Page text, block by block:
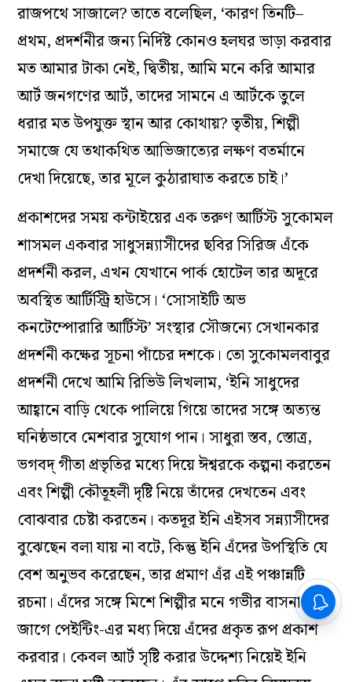
রাজপথে সাজালে? তাতে বলেছিল, ‘কারণ তিনটি–
প্রথম, প্রদর্শনীর জন্য নির্দিষ্ট কোনও হলঘর ভাড়া করবার
মত আমার টাকা নেই, দ্বিতীয়, আমি মনে করি আমার
আর্ট জনগণের আর্ট, তাদের সামনে এ আর্টকে তুলে
ধরার মত উপযুক্ত স্থান আর কোথায়? তৃতীয়, শিল্পী
সমাজে যে তথাকথিত আভিজাত্যের লক্ষণ বতর্মানে
দেখা দিয়েছে, তার মূলে কুঠারাঘাত করতে চাই।’
প্রকাশদের সময় কন্টাইয়ের এক তরুণ আর্টিস্ট সুকোমল
শাসমল একবার সাধুসন্ন্যাসীদের ছবির সিরিজ এঁকে
প্রদর্শনী করল, এখন যেখান‌ে পার্ক হোটেল তার অদূরে
অবস্থিত আর্টিস্ট্রি হাউসে। ‘সোসাইটি অভ
কনটেম্পোরারি আর্টিস্ট’ সংস্থার সৌজন্যে সেখানকার
প্রদর্শনী কক্ষের সূচনা পাঁচের দশকে। তো সুকোমলবাবুর
প্রদর্শনী দেখে আমি রিভিউ লিখলাম, ‘ইনি সাধুদের
আহ্বানে বাড়ি থেকে পালিয়ে গিয়ে তাদের সঙ্গে অত্যন্ত
ঘনিষ্ঠভাবে মেশবার সুযোগ পান। সাধুরা স্তব, স্তোত্র,
ভগবদ্ গীতা প্রভৃতির মধ্যে দিয়ে ঈশ্বরকে কল্পনা করতেন
এবং শিল্পী কৌতূহলী দৃষ্টি নিয়ে তাঁদের দেখতেন এবং
বোঝবার চেষ্টা করতেন। কতদূর ইনি এইসব সন্ন্যাসীদের
বুঝেছেন বলা যায় না বটে, কিন্তু ইনি এঁদের উপস্থিতি যে
বেশ অনুভব করেছেন, তার প্রমাণ এঁর এই পঞ্চান্নটি
রচনা। এঁদের সঙ্গে মিশে শিল্পীর মনে গভীর বাসনা
জাগে পেইন্টিং-এর মধ্য দিয়ে এঁদের প্রকৃত রূপ প্রকাশ
করবার। কেবল আর্ট সৃষ্টি করার উদ্দেশ্য নিয়েই ইনি